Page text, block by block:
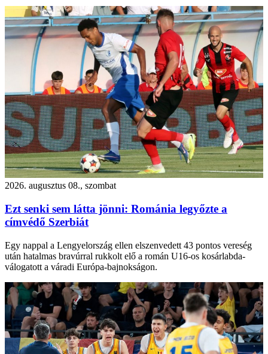
2026. augusztus 08., szombat
Ezt senki sem látta jönni: Románia legyőzte a
címvédő Szerbiát
Egy nappal a Lengyelország ellen elszenvedett 43 pontos vereség
után hatalmas bravúrral rukkolt elő a román U16-os kosárlabda-
válogatott a váradi Európa-bajnokságon.